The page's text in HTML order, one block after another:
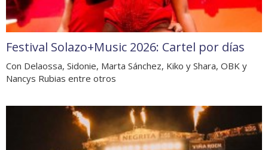
Festival Solazo+Music 2026: Cartel por días
Con Delaossa, Sidonie, Marta Sánchez, Kiko y Shara, OBK y
Nancys Rubias entre otros